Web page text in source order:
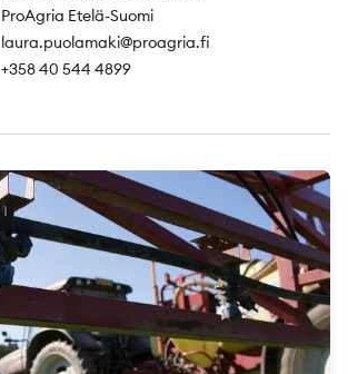
ProAgria Etelä-Suomi
laura.puolamaki@proagria.fi
+358 40 544 4899